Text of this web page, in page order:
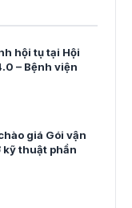
hội tụ tại Hội
– Bệnh viện
giá Gói vận
kỹ thuật phần